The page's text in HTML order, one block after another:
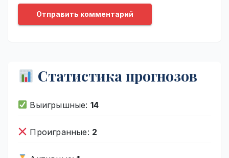
Статистика прогнозов
Выигрышные: 14
Проигранные: 2